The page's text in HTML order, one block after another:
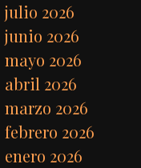
julio 2026
junio 2026
mayo 2026
abril 2026
marzo 2026
febrero 2026
enero 2026